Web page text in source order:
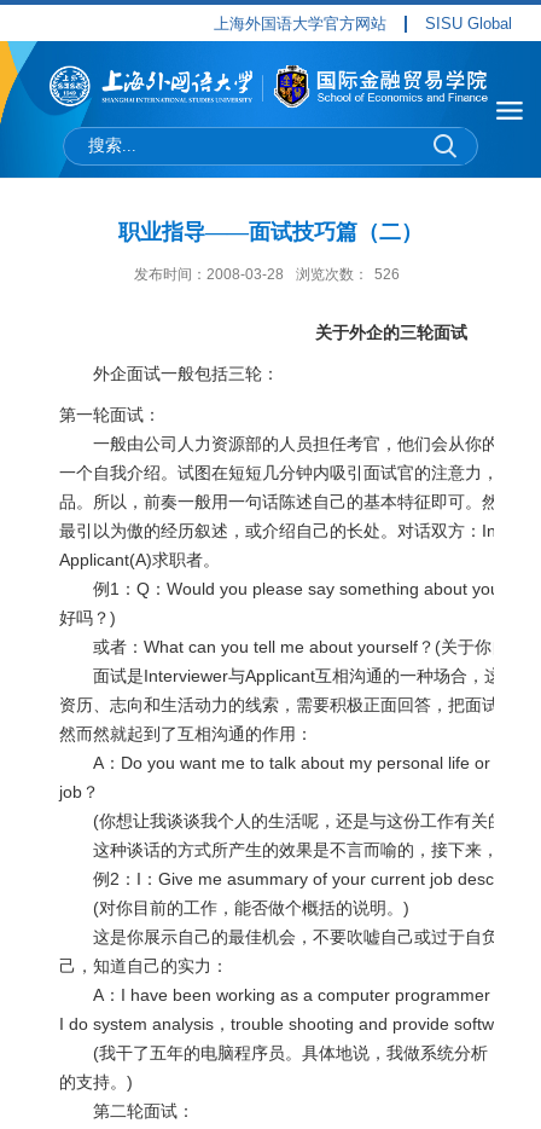
上海外国语大学官方网站 SISU Global
职业指导――面试技巧篇（二）
发布时间：2008-03-28 浏览次数： 526
关于外企的三轮面试
外企面试一般包括三轮：
第一轮面试：
一般由公司人力资源部的人员担任考官，他们会从你的个人
一个自我介绍。试图在短短几分钟内吸引面试官的注意力，你的
品。所以，前奏一般用一句话陈述自己的基本特征即可。然后迅
最引以为傲的经历叙述，或介绍自己的长处。对话双方：
Applicant(A)求职者。
例1：Q：Would you please say something about yourself
好吗？)
或者：What can you tell me about yourself？(关于你自己
面试是Interviewer与Applicant互相沟通的一种场合，这一问
资历、志向和生活动力的线索，需要积极正面回答，把面试官摆
然而然就起到了互相沟通的作用：
A：Do you want me to talk about my personal life or to
job？
(你想让我谈谈我个人的生活呢，还是与这份工作有关的问题
这种谈话的方式所产生的效果是不言而喻的，接下来，双方
例2：I：Give me asummary of your current job
(对你目前的工作，能否做个概括的说明。)
这是你展示自己的最佳机会，不要吹嘘自己或过于自负，但
己，知道自己的实力：
A：I have been working as a computer programmer for
I do system analysis，trouble shooting and provide software
(我干了五年的电脑程序员。具体地说，我做系统分析，解决
的支持。)
第二轮面试：